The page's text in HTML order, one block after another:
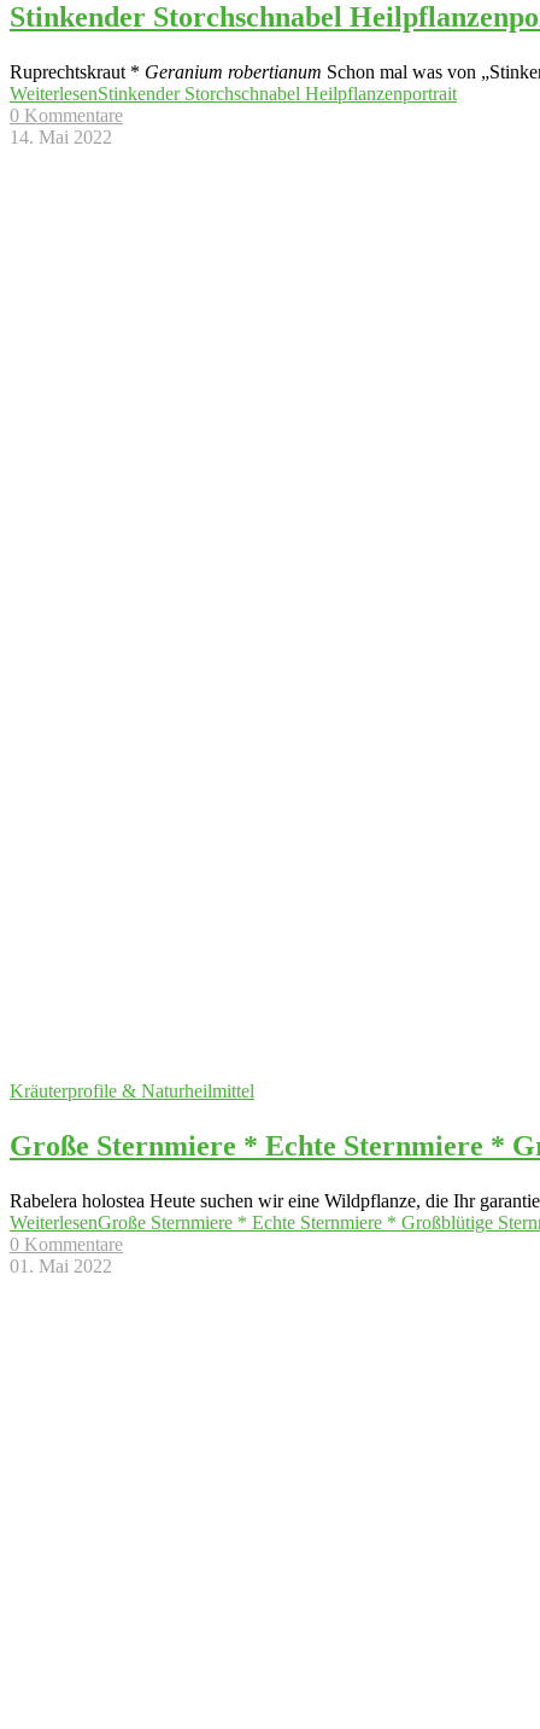
Stinkender Storchschnabel
Ruprechtskraut * Geranium robertianum Schon mal was von
WeiterlesenStinkender Storchschnabel Heilpflanzenportrait
0 Kommentare
14. Mai 2022
Kräuterprofile & Naturheilmittel
Große Sternmiere * Echte Sternmiere *
Rabelera holostea Heute suchen wir eine Wildpflanze, die Ihr
WeiterlesenGroße Sternmiere * Echte Sternmiere * Großblütige
0 Kommentare
01. Mai 2022